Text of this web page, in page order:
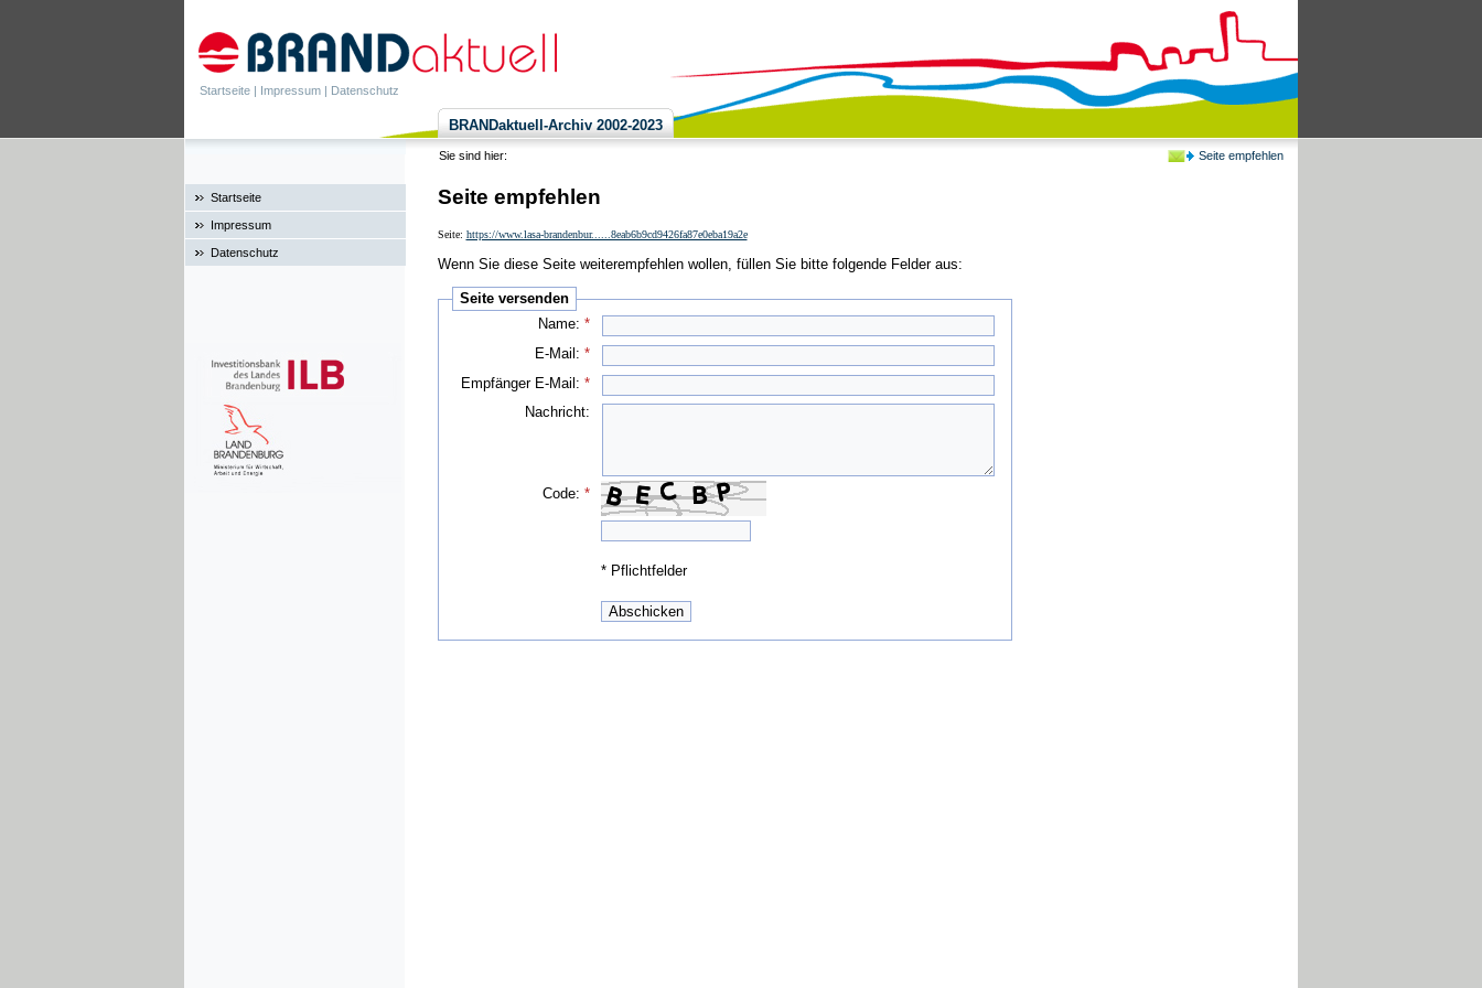
Startseite | Impressum | Datenschutz
Seite empfehlen
BRANDaktuell-Archiv 2002-2023
Sie sind hier:
Startseite
Impressum
Datenschutz
Seite empfehlen
Seite: https://www.lasa-brandenbur......8eab6b9cd9426fa87e0eba19a2e
Wenn Sie diese Seite weiterempfehlen wollen, füllen Sie bitte folgende Felder aus:
Seite versenden
Name:*
E-Mail:*
Empfänger E-Mail:*
Nachricht:
Code:*
* Pflichtfelder